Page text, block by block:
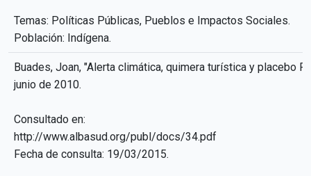
Temas: Políticas Públicas, Pueblos e Impactos Sociales.
Población: Indígena.
Buades, Joan, "Alerta climática, quimera turística y placebo
junio de 2010.
Consultado en:
http://www.albasud.org/publ/docs/34.pdf
Fecha de consulta: 19/03/2015.